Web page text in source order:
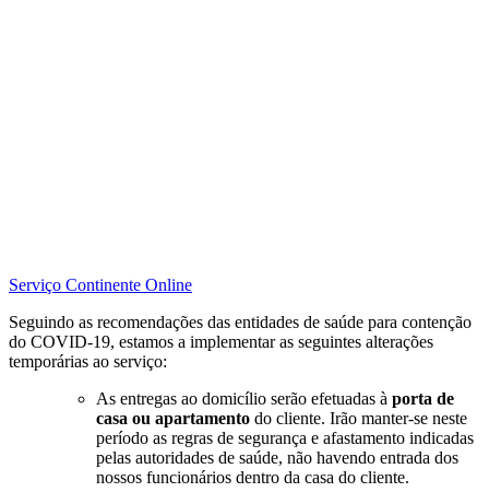
Serviço Continente Online
Seguindo as recomendações das entidades de saúde para contenção
do COVID-19, estamos a implementar as seguintes alterações
temporárias ao serviço:
As entregas ao domicílio serão efetuadas à porta de
casa ou apartamento do cliente. Irão manter-se neste
período as regras de segurança e afastamento indicadas
pelas autoridades de saúde, não havendo entrada dos
nossos funcionários dentro da casa do cliente.